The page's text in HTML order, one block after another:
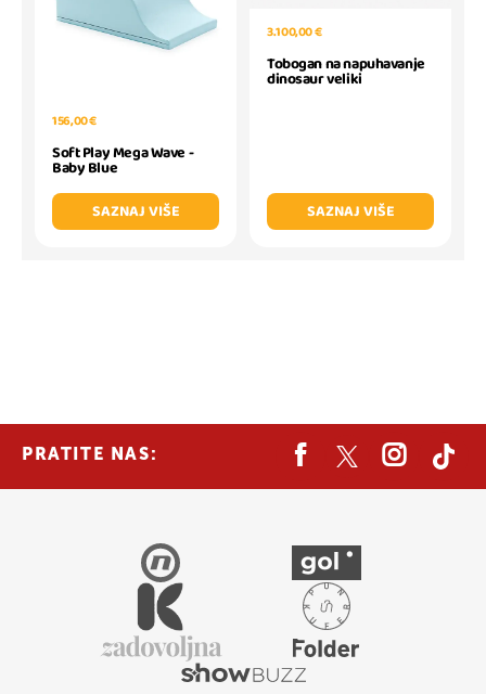
156,00 €
Soft Play Mega Wave -
Baby Blue
SAZNAJ VIŠE
3.100,00 €
Tobogan na napuhavanje
dinosaur veliki
SAZNAJ VIŠE
PRATITE NAS: